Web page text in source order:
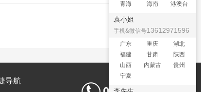
导航
青海
海南 港澳台
袁小姐
手机&微信号13612971596
广东 重庆
湖北
福建
甘肃
陕西
山西
内蒙古
贵州
宁夏